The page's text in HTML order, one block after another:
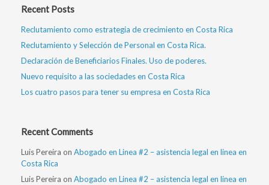
Recent Posts
Reclutamiento como estrategia de crecimiento en Costa Rica
Reclutamiento y Selección de Personal en Costa Rica.
Declaración de Beneficiarios Finales. Uso de poderes.
Nuevo requisito a las sociedades en Costa Rica
Los cuatro pasos para tener su empresa en Costa Rica
Recent Comments
Luis Pereira on Abogado en Linea #2 – asistencia legal en linea en
Costa Rica
Luis Pereira on Abogado en Linea #2 – asistencia legal en linea en